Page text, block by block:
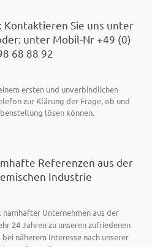
Sie uns unter
unter Mobil-Nr +49 (0)
68 88 92
ersten und unverbindlichen
zur Klärung der Frage, ob und
lösen können.
Referenzen aus der
Industrie
Unternehmen aus der
24 Jahren zu unseren zufriedenen
näherem Interesse nach unserer